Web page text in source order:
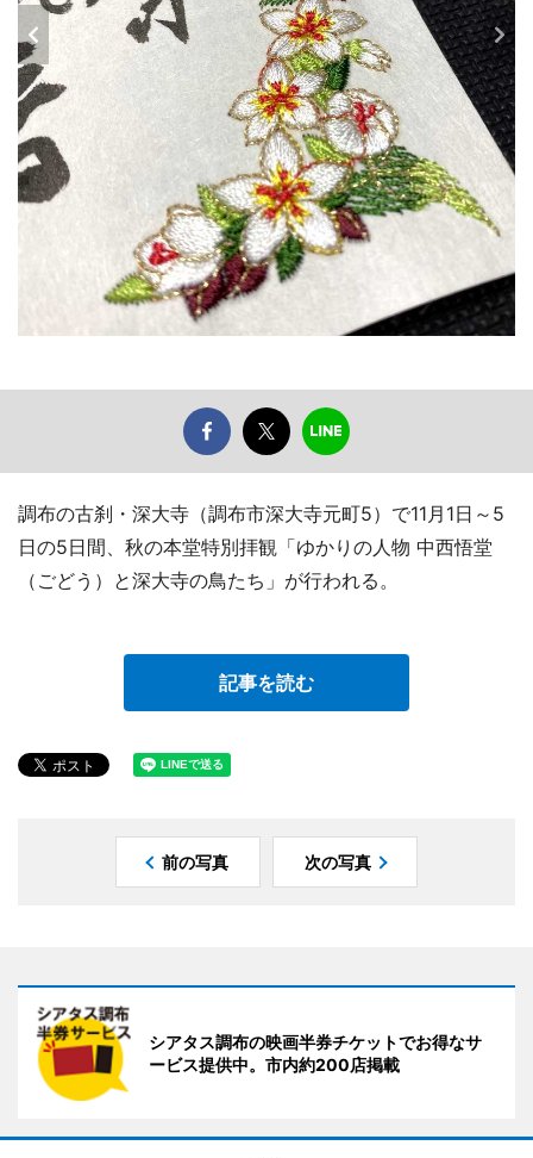
調布の古刹・深大寺（調布市深大寺元町5）で11月1日～5
日の5日間、秋の本堂特別拝観「ゆかりの人物 中西悟堂
（ごどう）と深大寺の鳥たち」が行われる。
記事を読む
前の写真 次の写真
シアタス調布の映画半券チケットでお得なサ
ービス提供中。市内約200店掲載